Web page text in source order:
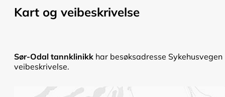
Kart og veibeskrivelse
Sør-Odal tannklinikk har besøksadresse
veibeskrivelse.